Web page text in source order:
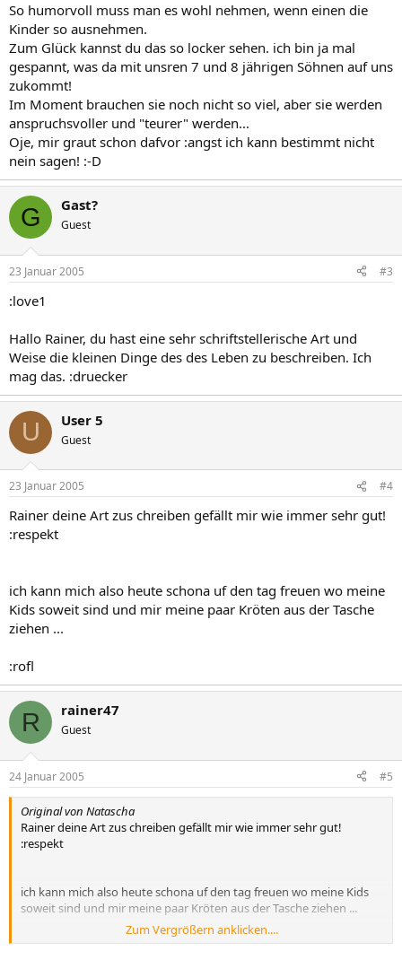
So humorvoll muss man es wohl nehmen, wenn einen die
Kinder so ausnehmen.
Zum Glück kannst du das so locker sehen. ich bin ja mal
gespannt, was da mit unsren 7 und 8 jährigen Söhnen auf uns
zukommt!
Im Moment brauchen sie noch nicht so viel, aber sie werden
anspruchsvoller und "teurer" werden...
Oje, mir graut schon dafvor :angst ich kann bestimmt nicht
nein sagen! :-D
G Gast?
Guest
23 Januar 2005 #3
:love1
Hallo Rainer, du hast eine sehr schriftstellerische Art und
Weise die kleinen Dinge des des Leben zu beschreiben. Ich
mag das. :druecker
U User 5
Guest
23 Januar 2005 #4
Rainer deine Art zus chreiben gefällt mir wie immer sehr gut!
:respekt
ich kann mich also heute schona uf den tag freuen wo meine
Kids soweit sind und mir meine paar Kröten aus der Tasche
ziehen ...
:rofl
R rainer47
Guest
24 Januar 2005 #5
Original von Natascha
Rainer deine Art zus chreiben gefällt mir wie immer sehr gut!
:respekt
ich kann mich also heute schona uf den tag freuen wo meine Kids
soweit sind und mir meine paar Kröten aus der Tasche ziehen ...
Zum Vergrößern anklicken....